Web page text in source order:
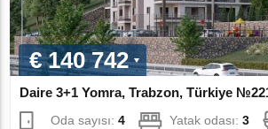
€ 140 742
Daire 3+1 Yomra, Trabzon, Türkiye
Oda sayısı:4 Yatak odası:3